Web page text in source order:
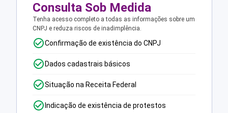
Consulta Sob Medida
Tenha acesso completo a todas as informações sobre um
CNPJ e reduza riscos de inadimplência.
Confirmação de existência do CNPJ
Dados cadastrais básicos
Situação na Receita Federal
Indicação de existência de protestos